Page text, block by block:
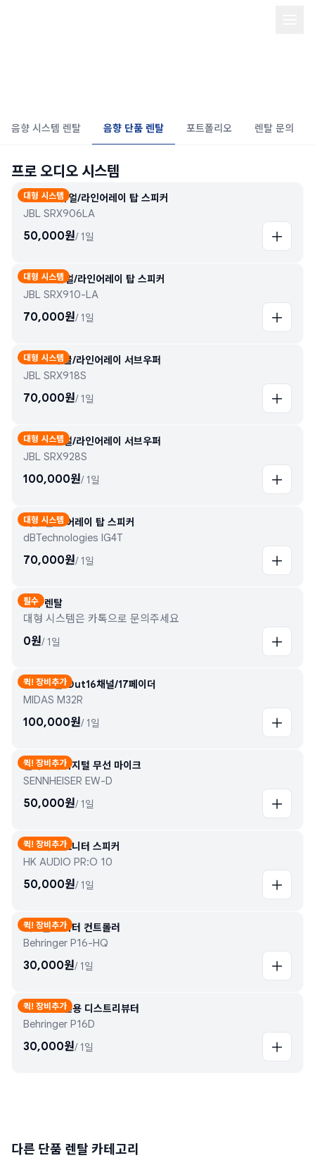
음향 시스템 렌탈 음향 단품 렌탈 포트폴리오 렌탈 문의
프로 오디오 시스템
대형 시스템
6.5인치 듀얼/라인어레이 탑 스피커
JBL SRX906LA
50,000원/ 1일
대형 시스템
10인치 듀얼/라인어레이 탑 스피커
JBL SRX910-LA
70,000원/ 1일
대형 시스템
18인치 싱글/라인어레이 서브우퍼
JBL SRX918S
70,000원/ 1일
대형 시스템
18인치 듀얼/라인어레이 서브우퍼
JBL SRX928S
100,000원/ 1일
대형 시스템
대형 컬럼 어레이 탑 스피커
dBTechnologies IG4T
70,000원/ 1일
필수
단품 렌탈
대형 시스템은 카톡으로 문의주세요
0원/ 1일
퀵! 장비추가
In32채널/Out16채널/17페이더
MIDAS M32R
100,000원/ 1일
퀵! 장비추가
젠하이저 디지털 무선 마이크
SENNHEISER EW-D
50,000원/ 1일
퀵! 장비추가
논파워드 모니터 스피커
HK AUDIO PR:O 10
50,000원/ 1일
퀵! 장비추가
퍼스널 모니터 컨트롤러
Behringer P16-HQ
30,000원/ 1일
퀵! 장비추가
P16-HQ 전용 디스트리뷰터
Behringer P16D
30,000원/ 1일
다른 단품 렌탈 카테고리